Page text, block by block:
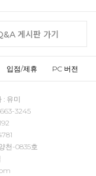
게시판 가기
입점/제휴 PC 버전
유미
3245
천-0835호